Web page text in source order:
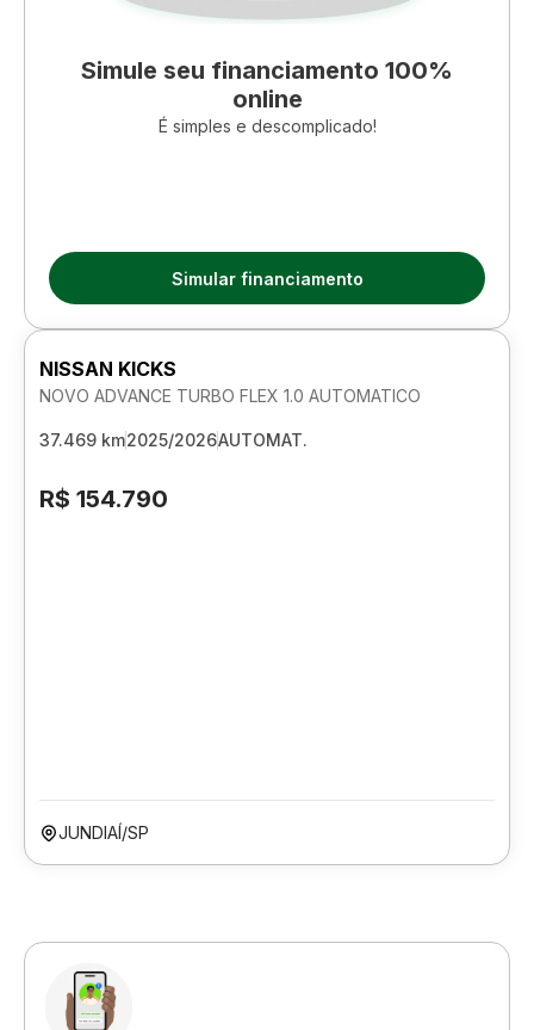
Simule seu financiamento 100%
online
É simples e descomplicado!
Simular financiamento
NISSAN KICKS
NOVO ADVANCE TURBO FLEX 1.0 AUTOMATICO
37.469 km2025/2026AUTOMAT.
R$ 154.790
JUNDIAÍ/SP